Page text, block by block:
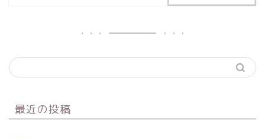
最近の投稿